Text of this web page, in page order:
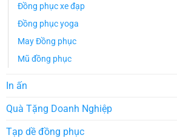
Đồng phục xe đạp
Đồng phục yoga
May Đồng phục
Mũ đồng phục
In ấn
Quà Tặng Doanh Nghiệp
Tạp dề đồng phục